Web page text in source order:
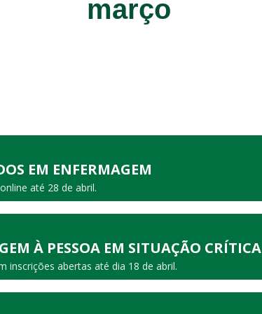
março
EM ENFERMAGEM
até 28 de abril.
À PESSOA EM SITUAÇÃO CRÍTICA
inscrições abertas até dia 18 de abril.